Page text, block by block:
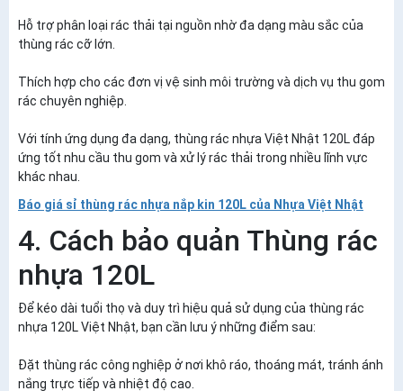
Hỗ trợ phân loại rác thải tại nguồn nhờ đa dạng màu sắc của
thùng rác cỡ lớn.
Thích hợp cho các đơn vị vệ sinh môi trường và dịch vụ thu gom
rác chuyên nghiệp.
Với tính ứng dụng đa dạng, thùng rác nhựa Việt Nhật 120L đáp
ứng tốt nhu cầu thu gom và xử lý rác thải trong nhiều lĩnh vực
khác nhau.
Báo giá sỉ thùng rác nhựa nắp kin 120L của Nhựa Việt Nhật
4. Cách bảo quản Thùng rác
nhựa 120L
Để kéo dài tuổi thọ và duy trì hiệu quả sử dụng của thùng rác
nhựa 120L Việt Nhật, bạn cần lưu ý những điểm sau:
Đặt thùng rác công nghiệp ở nơi khô ráo, thoáng mát, tránh ánh
nắng trực tiếp và nhiệt độ cao.